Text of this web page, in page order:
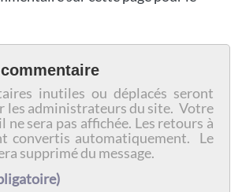
inutiles ou déplacés seront
les administrateurs du site. Votre
ne sera pas affichée. Les retours à
convertis automatiquement. Le
supprimé du message.